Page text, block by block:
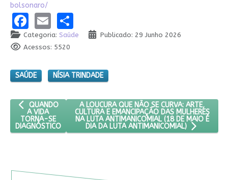
bolsonaro/
Facebook
EmailShare
Categoria: Saúde
Publicado: 29 Junho 2026
Acessos: 5520
SAÚDE NÍSIA TRINDADE
ARTIGO ANTERIOR: QUANDO A VIDA TORNA-SE DIAGNÓSTICO
QUANDO
A VIDA
TORNA-SE
DIAGNÓSTICO
PRÓXIMO ARTIGO: A LOUCURA QUE NÃO SE
A LOUCURA QUE NÃO SE CURVA: ARTE,
CULTURA E EMANCIPAÇÃO DAS MULHERES
NA LUTA ANTIMANICOMIAL (18 DE MAIO É
DIA DA LUTA ANTIMANICOMIAL)